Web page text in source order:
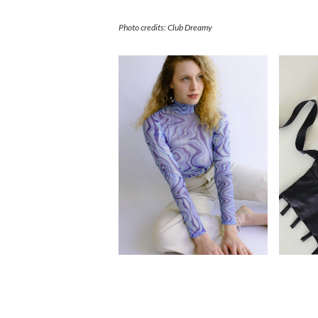
Photo credits: Club Dreamy